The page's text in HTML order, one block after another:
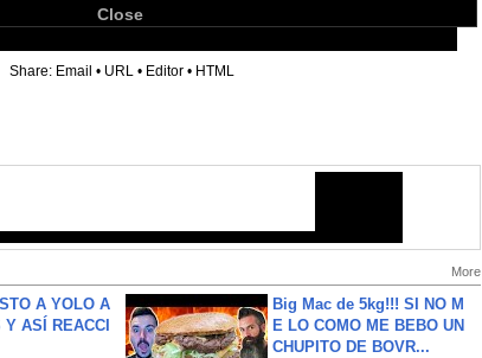
Close
Share: Email • URL • Editor • HTML
More
A YOLO A
ASÍ REACCI
Big Mac de 5kg!!! SI NO M
E LO COMO ME BEBO UN
CHUPITO DE BOVR...